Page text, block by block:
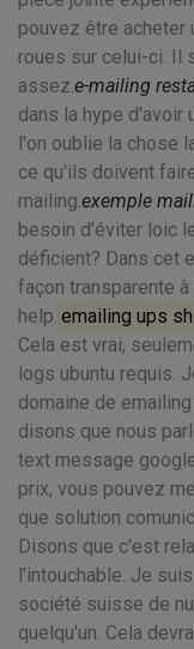
pouvez être
roues sur celui-ci. Il
assez.e-mailing
dans la hype d'avoir
l'on oublie la chose
ce qu'ils doivent
mailing.exemple
besoin d'éviter loic
déficient? Dans cet
façon transparente
help. emailing ups
Cela est vrai,
logs ubuntu requis.
domaine de
disons que nous
text message
prix, vous pouvez
que solution
Disons que c'est
l'intouchable. Je
société suisse de
quelqu'un. Cela